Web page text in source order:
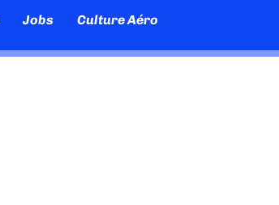
Jobs Culture Aéro